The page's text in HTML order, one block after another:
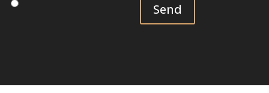
Send